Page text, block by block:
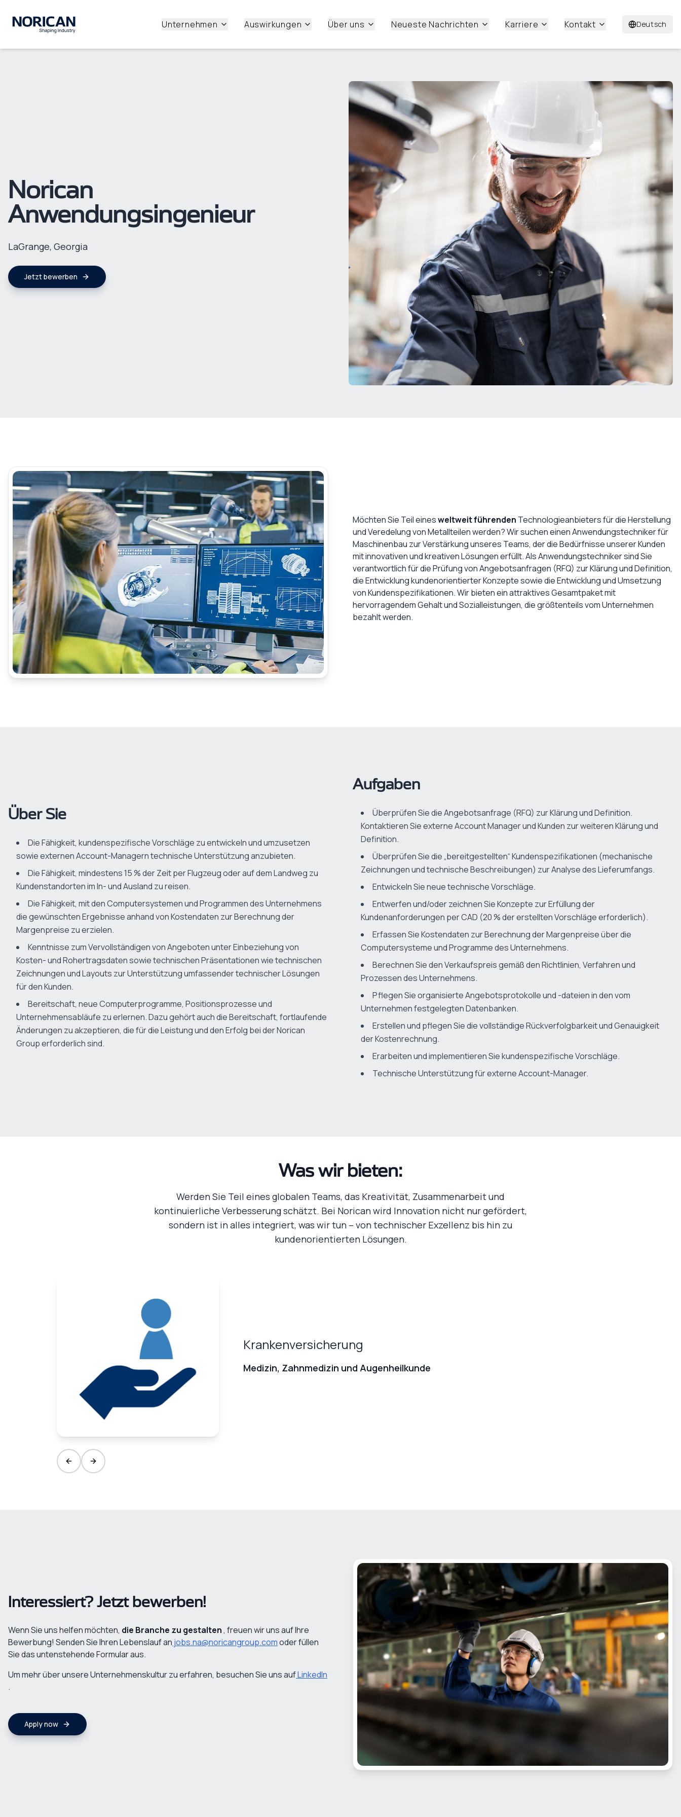
Unternehmen Auswirkungen Über uns Neueste Nachrichten Karriere Kontakt Deutsch
Norican
Anwendungsingenieur
LaGrange, Georgia
Jetzt bewerben
Möchten Sie Teil einesweltweit führenden Technologieanbieters für die Herstellung
und Veredelung von Metallteilen werden? Wir suchen einen Anwendungstechniker für
Maschinenbau zur Verstärkung unseres Teams, der die Bedürfnisse unserer Kunden
mit innovativen und kreativen Lösungen erfüllt. Als Anwendungstechniker sind Sie
verantwortlich für die Prüfung von Angebotsanfragen (RFQ) zur Klärung und Definition,
die Entwicklung kundenorientierter Konzepte sowie die Entwicklung und Umsetzung
von Kundenspezifikationen. Wir bieten ein attraktives Gesamtpaket mit
hervorragendem Gehalt und Sozialleistungen, die größtenteils vom Unternehmen
bezahlt werden.
Über Sie
Die Fähigkeit, kundenspezifische Vorschläge zu entwickeln und umzusetzen
sowie externen Account-Managern technische Unterstützung anzubieten.
Die Fähigkeit, mindestens 15 % der Zeit per Flugzeug oder auf dem Landweg zu
Kundenstandorten im In- und Ausland zu reisen.
Die Fähigkeit, mit den Computersystemen und Programmen des Unternehmens
die gewünschten Ergebnisse anhand von Kostendaten zur Berechnung der
Margenpreise zu erzielen.
Kenntnisse zum Vervollständigen von Angeboten unter Einbeziehung von
Kosten- und Rohertragsdaten sowie technischen Präsentationen wie technischen
Zeichnungen und Layouts zur Unterstützung umfassender technischer Lösungen
für den Kunden.
Bereitschaft, neue Computerprogramme, Positionsprozesse und
Unternehmensabläufe zu erlernen. Dazu gehört auch die Bereitschaft, fortlaufende
Änderungen zu akzeptieren, die für die Leistung und den Erfolg bei der Norican
Group erforderlich sind.
Aufgaben
Überprüfen Sie die Angebotsanfrage (RFQ) zur Klärung und Definition.
Kontaktieren Sie externe Account Manager und Kunden zur weiteren Klärung und
Definition.
Überprüfen Sie die „bereitgestellten“ Kundenspezifikationen (mechanische
Zeichnungen und technische Beschreibungen) zur Analyse des Lieferumfangs.
Entwickeln Sie neue technische Vorschläge.
Entwerfen und/oder zeichnen Sie Konzepte zur Erfüllung der
Kundenanforderungen per CAD (20 % der erstellten Vorschläge erforderlich).
Erfassen Sie Kostendaten zur Berechnung der Margenpreise über die
Computersysteme und Programme des Unternehmens.
Berechnen Sie den Verkaufspreis gemäß den Richtlinien, Verfahren und
Prozessen des Unternehmens.
Pflegen Sie organisierte Angebotsprotokolle und -dateien in den vom
Unternehmen festgelegten Datenbanken.
Erstellen und pflegen Sie die vollständige Rückverfolgbarkeit und Genauigkeit
der Kostenrechnung.
Erarbeiten und implementieren Sie kundenspezifische Vorschläge.
Technische Unterstützung für externe Account-Manager.
Was wir bieten:
Werden Sie Teil eines globalen Teams, das Kreativität, Zusammenarbeit und
kontinuierliche Verbesserung schätzt. Bei Norican wird Innovation nicht nur gefördert,
sondern ist in alles integriert, was wir tun – von technischer Exzellenz bis hin zu
kundenorientierten Lösungen.
Krankenversicherung
Medizin, Zahnmedizin und Augenheilkunde
Previous slide
Next slide
Interessiert? Jetzt bewerben!
Wenn Sie uns helfen möchten, die Branche zu gestalten, freuen wir uns auf Ihre
Bewerbung! Senden Sie Ihren Lebenslauf an jobs.na@noricangroup.comoder füllen
Sie das untenstehende Formular aus.
Um mehr über unsere Unternehmenskultur zu erfahren, besuchen Sie uns aufLinkedIn
.
Apply now